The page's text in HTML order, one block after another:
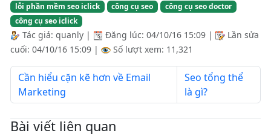
lỗi phần mềm seo iclick công cụ seo
công cụ seo doctor
công cụ seo iclick
Tác giả: quanly | Đăng lúc: 04/10/16 15:09 |
Lần sửa
cuối: 04/10/16 15:09 | Số lượt xem: 11,321
Cần hiểu cặn kẽ hơn về Email
Marketing
Seo tổng thể
là gì?
Bài viết liên quan